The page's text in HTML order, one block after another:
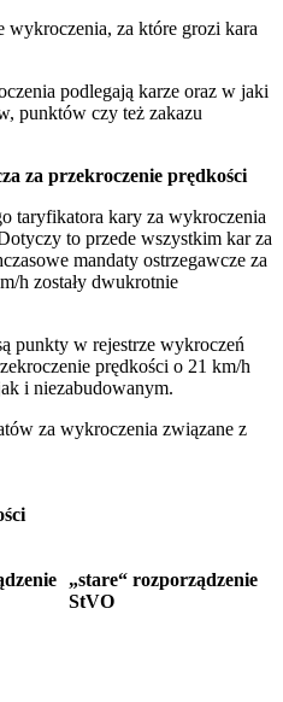
za które grozi kara
podlegają karze oraz w jaki
punktów czy też zakazu
za przekroczenie prędkości
taryfikatora kary za wykroczenia
to przede wszystkim kar za
mandaty ostrzegawcze za
h zostały dwukrotnie
punkty w rejestrze wykroczeń
prędkości o 21 km/h
i niezabudowanym.
za wykroczenia związane z
„stare“ rozporządzenie
StVO